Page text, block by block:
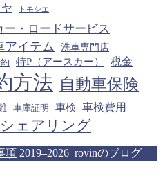
トモシエ
ー・ロードサービス
アイテム
洗車専門店
特P（アースカー） 税金
方法 自動車保険
車庫証明 車検 車検費用
ェアリング
項 2019–2026 rovinのブログ